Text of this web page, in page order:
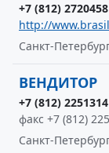
+7 (812) 2720458
http://
Санкт-
ВЕНДИТОР
+7 (812) 2251314
факс +7 (812)
Санкт-